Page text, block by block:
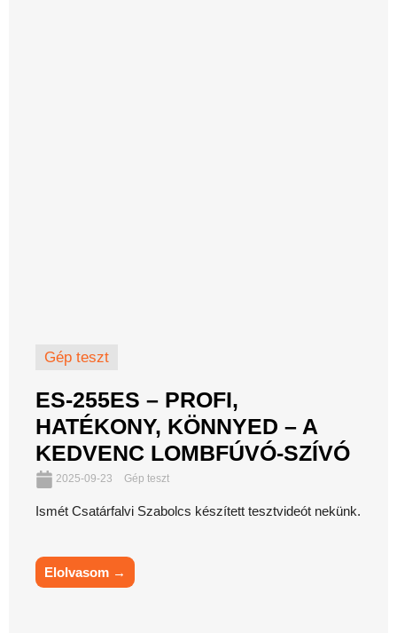
Gép teszt
ES-255ES – PROFI,
HATÉKONY, KÖNNYED – A
KEDVENC LOMBFÚVÓ-SZÍVÓ
2025-09-23 Gép teszt
Ismét Csatárfalvi Szabolcs készített tesztvideót nekünk.
Elolvasom →